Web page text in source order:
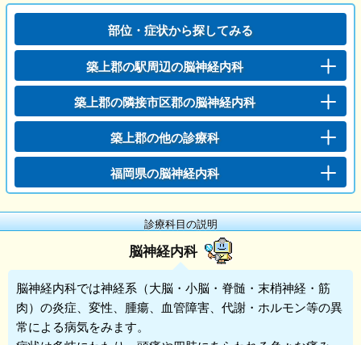
部位・症状から探してみる
築上郡の駅周辺の脳神経内科
築上郡の隣接市区郡の脳神経内科
築上郡の他の診療科
福岡県の脳神経内科
診療科目の説明
脳神経内科
脳神経内科では神経系（大脳・小脳・脊髄・末梢神経・筋
肉）の炎症、変性、腫瘍、血管障害、代謝・ホルモン等の異
常による病気をみます。